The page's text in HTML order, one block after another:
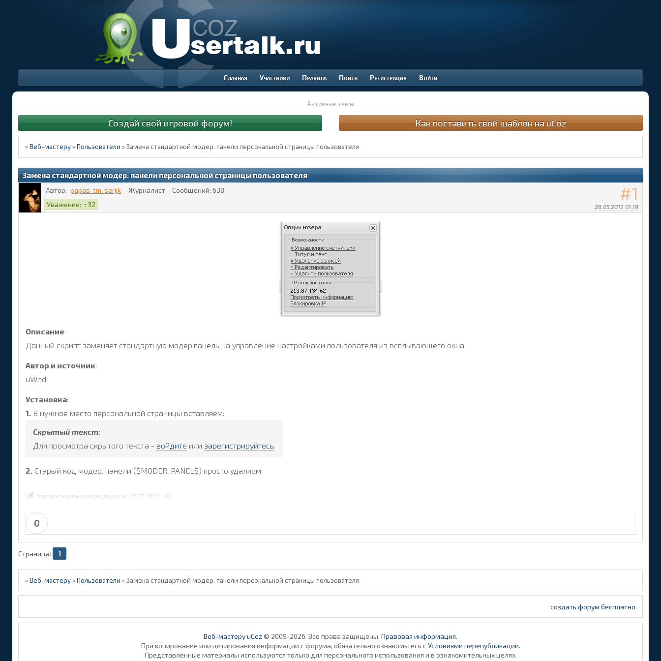
Участники Правила Поиск Регистрация Войти
Активные темы
Создай свой игровой форум! Как поставить свой шаблон на uCoz
»Веб-мастеру »Пользователи »Замена стандартной модер. панели персональной страницы пользователя
Замена стандартной модер. панели персональной страницы пользователя
1
26.05.2012 01:19
Автор: papas_tm_serjik Журналист Сообщений: 638
Уважение: +32
Описание:
Данный скрипт заменяет стандартную модер.панель на управление настройками пользователя из всплывающего окна.
Автор и источник:
uWnd
Установка:
1. В нужное место персональной страницы вставляем:
Скрытый текст:
Для просмотра скрытого текста - войдите или зарегистрируйтесь.
2. Старый код модер. панели ($MODER_PANEL$) просто удаляем.
Отредактировано papas_tm_serjik (26.05.2012 01:19)
0
Страница: 1
»Веб-мастеру »Пользователи »Замена стандартной модер. панели персональной страницы пользователя
создать форум бесплатно
Веб-мастеру uCoz© 2009-2026. Все права защищены. Правовая информация.
При копирование или цитирования информации с форума, обязательно ознакомьтесь с Условиями перепубликации.
Представленные материалы используются только для персонального использования и в ознакомительных целях.